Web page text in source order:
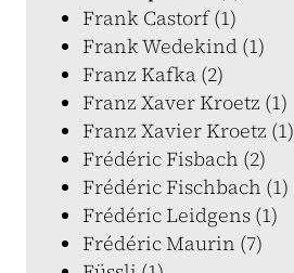
Frank Castorf (1)
Frank Wedekind (1)
Franz Kafka (2)
Franz Xaver Kroetz (1)
Franz Xavier Kroetz (1)
Frédéric Fisbach (2)
Frédéric Fischbach (1)
Frédéric Leidgens (1)
Frédéric Maurin (7)